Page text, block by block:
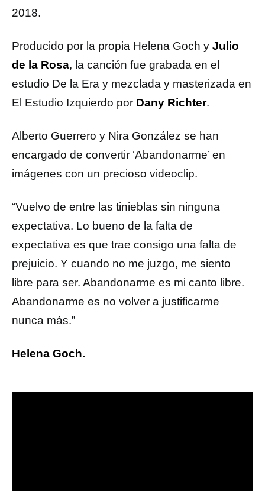
2018.
Producido por la propia Helena Goch y Julio
de la Rosa, la canción fue grabada en el
estudio De la Era y mezclada y masterizada en
El Estudio Izquierdo por Dany Richter.
Alberto Guerrero y Nira González se han
encargado de convertir ‘Abandonarme’ en
imágenes con un precioso videoclip.
“Vuelvo de entre las tinieblas sin ninguna
expectativa. Lo bueno de la falta de
expectativa es que trae consigo una falta de
prejuicio. Y cuando no me juzgo, me siento
libre para ser. Abandonarme es mi canto libre.
Abandonarme es no volver a justificarme
nunca más.”
Helena Goch.